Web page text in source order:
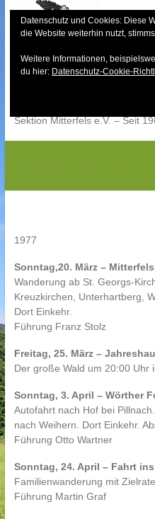
content
Bayerischer
Sektion Mitterfels e.V. – Seit
1977
Sonntag,20. März –
Wanderung ab St. Georgs-
Kreuzkirchen, Unterhartberg,
Dort Einkehr.
Führung Franz Stolz
Freitag, 25. März –
Der große Wald um 20:00 Uhr
Sonntag, 3. April – Wörther
Autofahrt nach Hof bei
nach Weihern. Dort Einkehr.
Führung Otto Wartner
Sonntag, 24. April – Fahrt
Familienwanderung mit
Führung Martin Graf
Datenschutz und Cookies: Diese
die Website weiterhin nutzt,
Weitere Informationen,
du hier: Datenschutz-Cookie-